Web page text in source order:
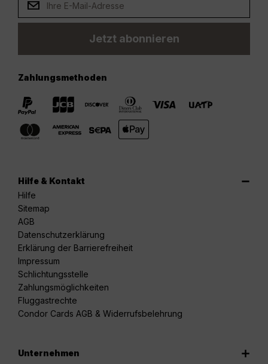
Jetzt abonnieren
Zahlungsmethoden
Hilfe & Kontakt
Hilfe
Sitemap
AGB
Datenschutzerklärung
Erklärung der Barrierefreiheit
Impressum
Schlichtungsstelle
Zahlungsmöglichkeiten
Fluggastrechte
Condor Cards AGB & Widerrufsbelehrung
Unternehmen